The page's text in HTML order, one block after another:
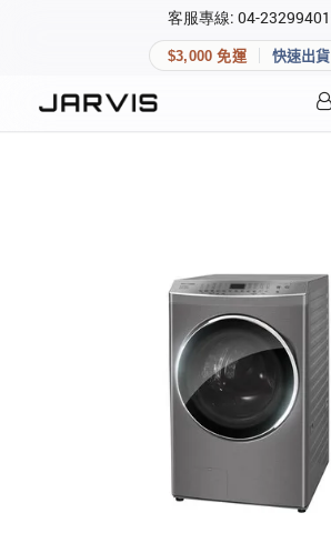
客服專線: 04-23299401
$3,000 免運 快速出貨
快速連結
登入後可查看訂單、會員資料與收藏清單。
登入會員
建立新帳號